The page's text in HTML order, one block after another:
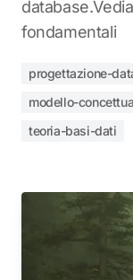
fondamentali
progettazione-
modello-
teoria-basi-dati